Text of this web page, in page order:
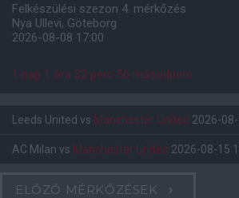
Felkészülési szezon 4. mérkőzés
Nya Ullevi, Göteborg
2026-08-08 17:00
1 nap 1 óra 32 perc 55 másodperc
Leeds United vs Manchester United 2026-
AC Milan vs Manchester United 2026-08-15
ELŐZŐ MÉRKŐZÉSEK